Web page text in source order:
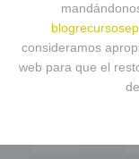
consideramos
web para que el